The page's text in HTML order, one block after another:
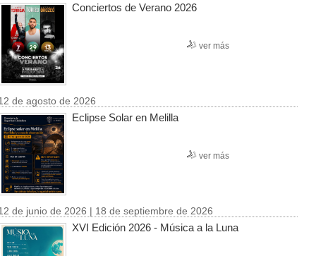
Conciertos de Verano 2026
ver más
de agosto de 2026
Eclipse Solar en Melilla
ver más
de junio de 2026 | 18 de septiembre de 2026
XVI Edición 2026 - Música a la Luna